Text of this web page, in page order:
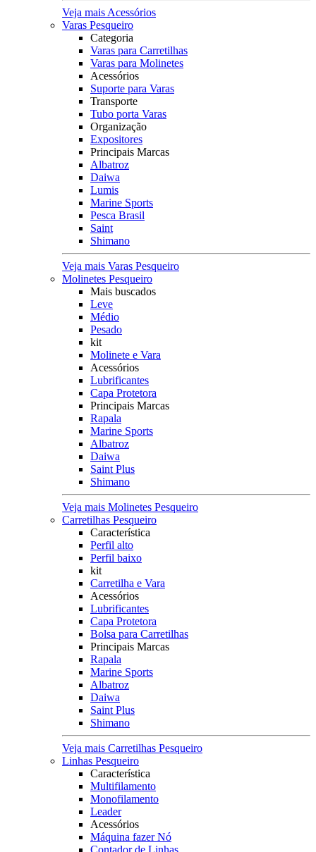
Veja mais Acessórios
Varas Pesqueiro
Categoria
Varas para Carretilhas
Varas para Molinetes
Acessórios
Suporte para Varas
Transporte
Tubo porta Varas
Organização
Expositores
Principais Marcas
Albatroz
Daiwa
Lumis
Marine Sports
Pesca Brasil
Saint
Shimano
Veja mais Varas Pesqueiro
Molinetes Pesqueiro
Mais buscados
Leve
Médio
Pesado
kit
Molinete e Vara
Acessórios
Lubrificantes
Capa Protetora
Principais Marcas
Rapala
Marine Sports
Albatroz
Daiwa
Saint Plus
Shimano
Veja mais Molinetes Pesqueiro
Carretilhas Pesqueiro
Característica
Perfil alto
Perfil baixo
kit
Carretilha e Vara
Acessórios
Lubrificantes
Capa Protetora
Bolsa para Carretilhas
Principais Marcas
Rapala
Marine Sports
Albatroz
Daiwa
Saint Plus
Shimano
Veja mais Carretilhas Pesqueiro
Linhas Pesqueiro
Característica
Multifilamento
Monofilamento
Leader
Acessórios
Máquina fazer Nó
Contador de Linhas